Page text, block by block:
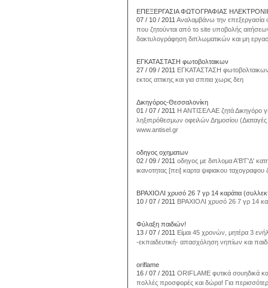
ΕΠΕΞΕΡΓΑΣΙΑ ΦΩΤΟΓΡΑΦΙΑΣ
07 / 10 / 2011 Αναλαμβάνω την επεξεργασία
που ζητούνται από το site υποβολής
δακτυλογράφηση διπλωματικών και μη
ΕΓΚΑΤΑΣΤΑΣΗ φωτοβολταικων
27 / 09 / 2011 ΕΓΚΑΤΑΣΤΑΣΗ φωτοβολταικων
εκτος αττικης και για σπιτια χωρις δεη
Δικηγόρος-Θεσσαλονίκη
01 / 07 / 2011 Η ΑΝΤΙΣΕΛ ΑΕ ζητά Δικηγόρο
ληξιπρόθεσμων οφειλών Δημοσίου
www.antisel.gr
οδηγος οχηματων
02 / 09 / 2011 οδηγος με διπλομα Α'Β'Γ'Δ'
ικανοτητας [πει] καρτα ψιφιακου
ΒΡΑΧΙΟΛΙ χρυσό 26 7 γρ 14 καράτια
10 / 07 / 2011 ΒΡΑΧΙΟΛΙ χρυσό 26 7 γρ 14
Φύλαξη παιδιών!
13 / 07 / 2011 Είμαι 45 χρονών, μητέρα 3
-εκπαιδευτική- απασχόληση νηπίων και
oriflame
16 / 07 / 2011 ORIFLAME φυτικά σουηδικά
πολλές προσφορές και δώρα! Για